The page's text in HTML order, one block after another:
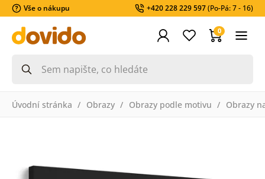
Vše o nákupu +420 228 229 597(Po-Pá: 7 - 16)
0
Úvodní stránka Obrazy Obrazy podle motivu Obrazy